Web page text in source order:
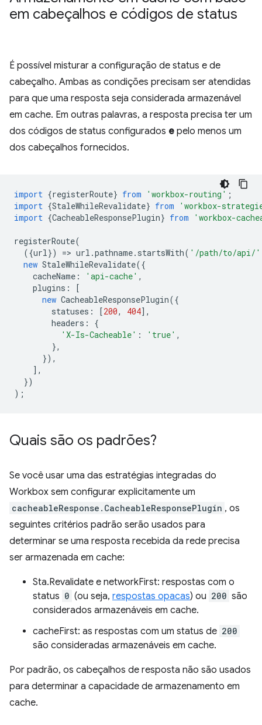
em cabeçalhos e códigos de status
É possível misturar a configuração de status e de
cabeçalho. Ambas as condições precisam ser atendidas
para que uma resposta seja considerada armazenável
em cache. Em outras palavras, a resposta precisa ter um
dos códigos de status configurados e pelo menos um
dos cabeçalhos fornecidos.
import {registerRoute} from 'workbox-routing' ;
import {StaleWhileRevalidate} from
'workbox-
import {CacheableResponsePlugin} from 'workbox-
registerRoute(
({url}) => url .pathname. startsWith( '/path/to/api/'
new StaleWhileRevalidate({
cacheName : 'api-cache' ,
plugins :
[
new CacheableResponsePlugin({
statuses : [200, 404],
headers :
{
'X-Is-Cacheable' : 'true' ,
},
}),
],
})
);
Quais são os padrões?
Se você usar uma das estratégias integradas do
Workbox sem configurar explicitamente um
cacheableResponse.CacheableResponsePlugin , os
seguintes critérios padrão serão usados para
determinar se uma resposta recebida da rede precisa
ser armazenada em cache:
Sta.Revalidate e networkFirst: respostas com o
status 0 (ou seja, respostas opacas) ou 200 são
considerados armazenáveis em cache.
cacheFirst: as respostas com um status de 200
são consideradas armazenáveis em cache.
Por padrão, os cabeçalhos de resposta não são usados
para determinar a capacidade de armazenamento em
cache.